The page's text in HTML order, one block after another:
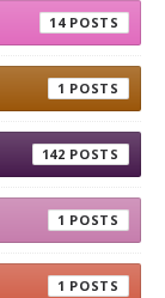
14
1
142
1
1